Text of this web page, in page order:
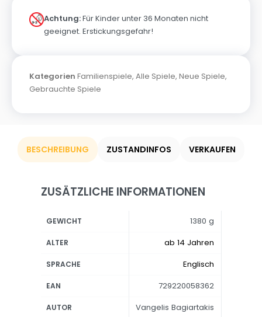
Achtung:Für Kinder unter 36 Monaten nicht
geeignet. Erstickungsgefahr!
Kategorien Familienspiele, Alle Spiele, Neue Spiele,
Gebrauchte Spiele
BESCHREIBUNG ZUSTANDINFOS VERKAUFEN
ZUSÄTZLICHE INFORMATIONEN
GEWICHT 1380 g
ALTER ab 14 Jahren
SPRACHE Englisch
EAN 729220058362
AUTOR Vangelis Bagiartakis